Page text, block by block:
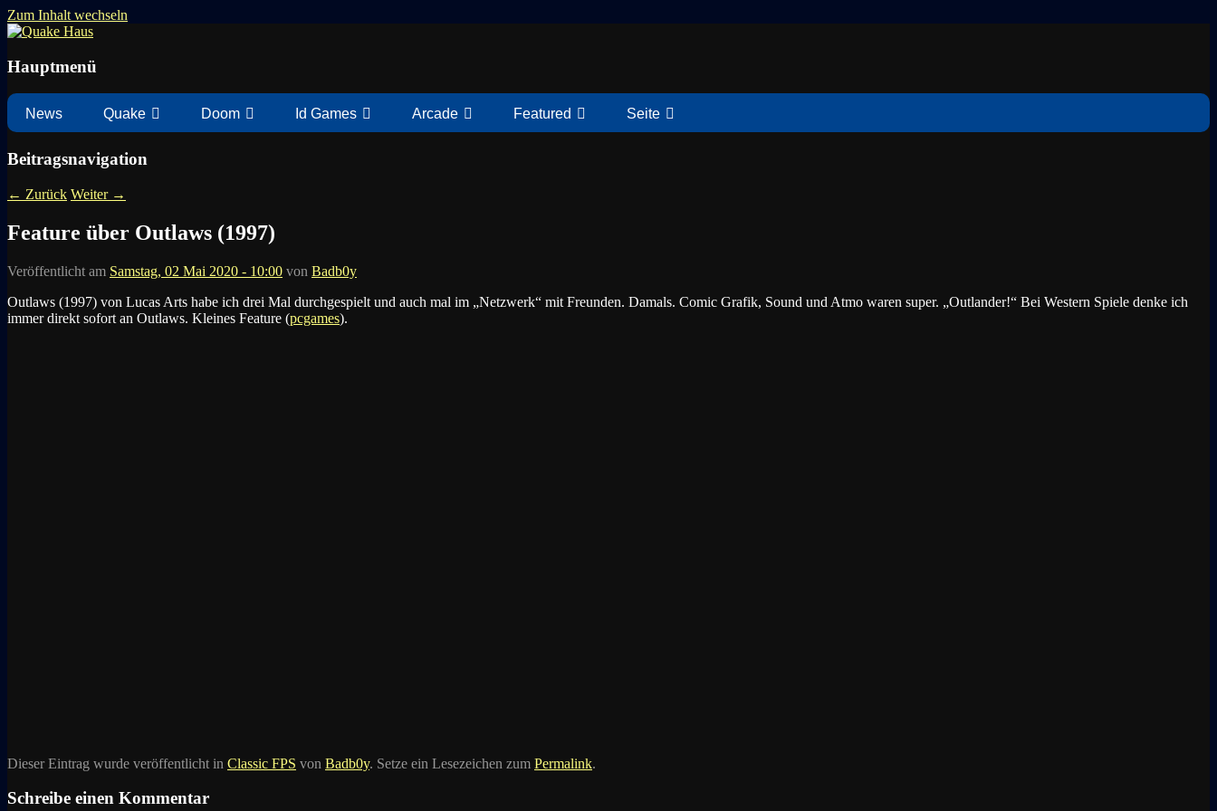
Zum Inhalt wechseln
Quake Haus
Hauptmenü
News Quake Doom Id Games Arcade Featured Seite
Beitragsnavigation
← Zurück Weiter →
Feature über Outlaws (1997)
Veröffentlicht am Samstag, 02 Mai 2020 - 10:00 von Badb0y
Outlaws (1997) von Lucas Arts habe ich drei Mal durchgespielt und auch mal im „Netzwerk“ mit Freunden. Damals. Comic Grafik, Sound und Atmo waren super. „Outlander!“ Bei Western Spiele denke ich
immer direkt sofort an Outlaws. Kleines Feature (pcgames).
Dieser Eintrag wurde veröffentlicht in Classic FPS von Badb0y. Setze ein Lesezeichen zum Permalink.
Schreibe einen Kommentar